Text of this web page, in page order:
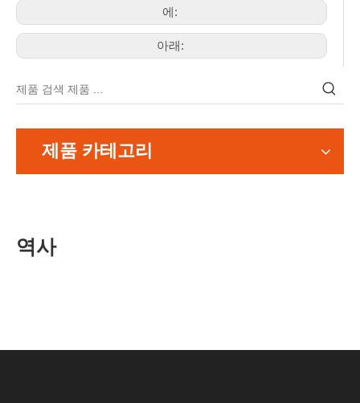
에:
아래:
제품 카테고리
역사